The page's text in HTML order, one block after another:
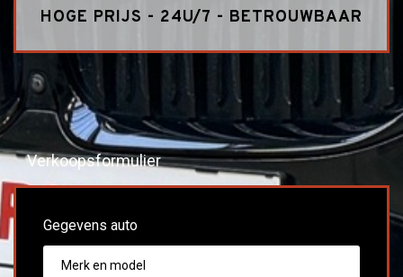
HOGE PRIJS - 24U/7 - BETROUWBAAR
Verkoopsformulier
Gegevens auto